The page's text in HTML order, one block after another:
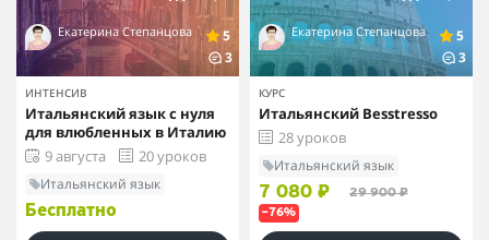
Екатерина Степанцова
5
3
ИНТЕНСИВ
Итальянский язык с нуля
для влюбленных в Италию
9 августа
20 уроков
Итальянский язык
Бесплатно
Екатерина Степанцова
5
3
КУРС
Итальянский Besstresso
28 уроков
Итальянский язык
7 080 ₽ 29 900 ₽
–76%